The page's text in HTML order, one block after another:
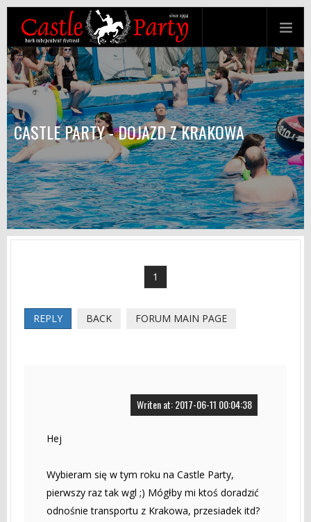
CASTLE PARTY - DOJAZD Z KRAKOWA
1
REPLY BACK FORUM MAIN PAGE
Writen at: 2017-06-11 00:04:38
Hej
Wybieram się w tym roku na Castle Party,
pierwszy raz tak wgl ;) Mógłby mi ktoś doradzić
odnośnie transportu z Krakowa, przesiadek itd?